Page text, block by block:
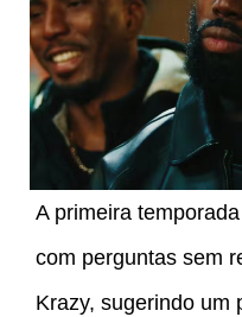
A primeira
com perguntas sem
Krazy, sugerindo um